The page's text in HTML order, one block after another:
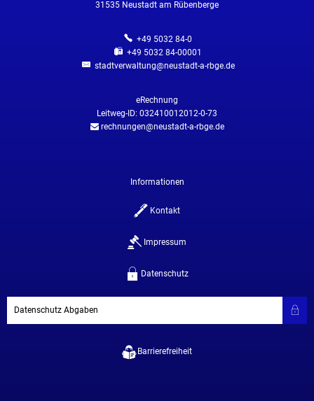
31535 Neustadt am Rübenberge
+49 5032 84-0
+49 5032 84-00001
stadtverwaltung@neustadt-a-rbge.de
eRechnung
Leitweg-ID: 032410012012-0-73
rechnungen@neustadt-a-rbge.de
Informationen
Kontakt
Impressum
Datenschutz
Datenschutz Abgaben
Barrierefreiheit